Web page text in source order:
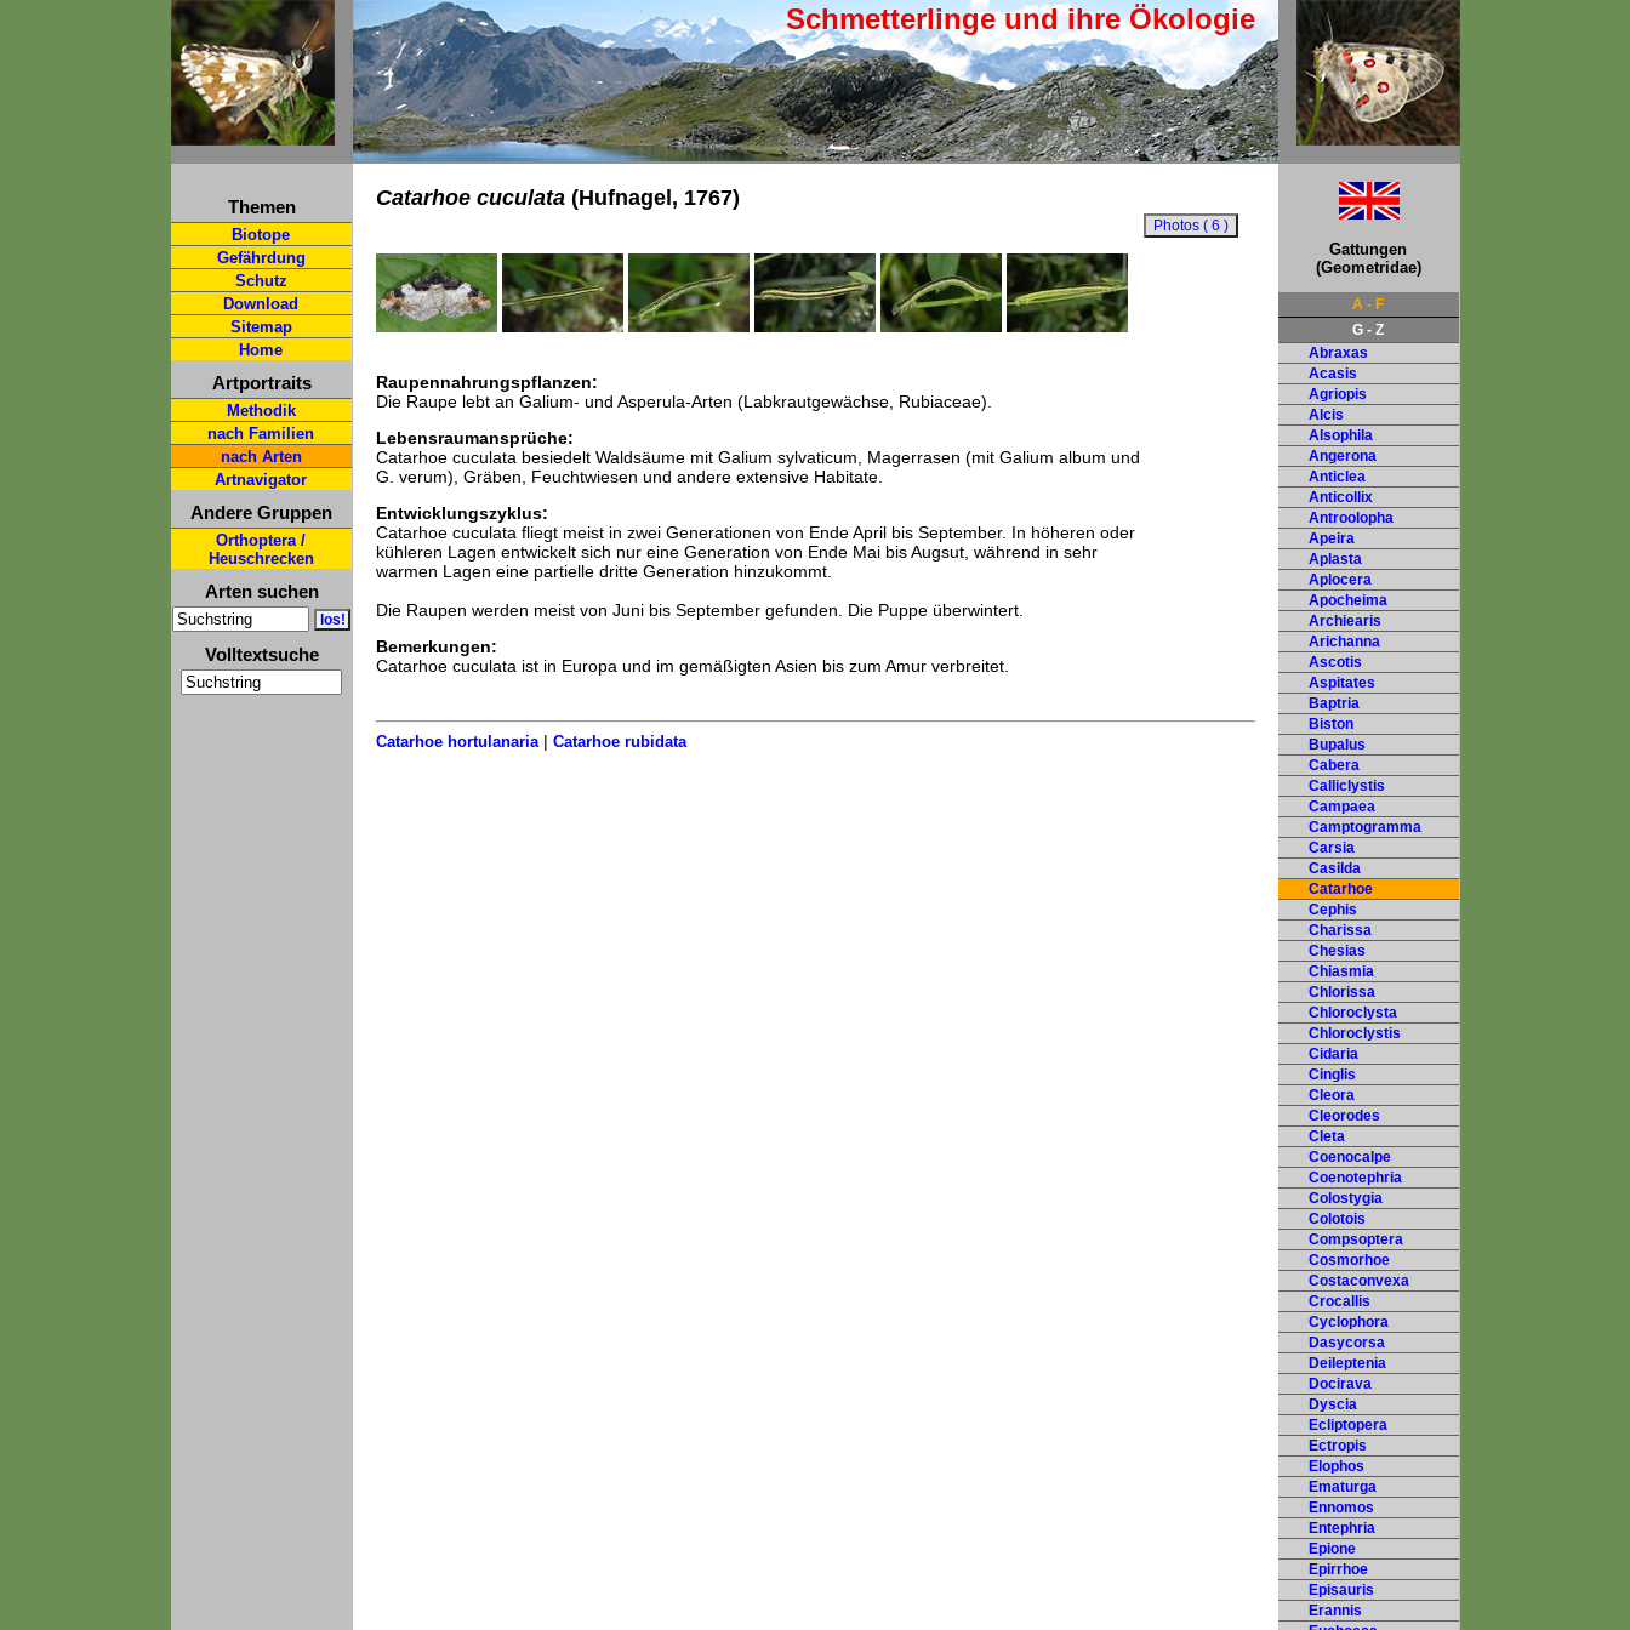
Schmetterlinge und ihre Ökologie
Themen
Biotope
Gefährdung
Schutz
Download
Sitemap
Home
Artportraits
Methodik
nach Familien
nach Arten
Artnavigator
Andere Gruppen
Orthoptera /
Heuschrecken
Arten suchen
Volltextsuche
Catarhoe cuculata(Hufnagel, 1767)
Raupennahrungspflanzen:
Die Raupe lebt an Galium- und Asperula-Arten (Labkrautgewächse, Rubiaceae).
Lebensraumansprüche:
Catarhoe cuculata besiedelt Waldsäume mit Galium sylvaticum, Magerrasen (mit Galium album und
G. verum), Gräben, Feuchtwiesen und andere extensive Habitate.
Entwicklungszyklus:
Catarhoe cuculata fliegt meist in zwei Generationen von Ende April bis September. In höheren oder
kühleren Lagen entwickelt sich nur eine Generation von Ende Mai bis Augsut, während in sehr
warmen Lagen eine partielle dritte Generation hinzukommt.
Die Raupen werden meist von Juni bis September gefunden. Die Puppe überwintert.
Bemerkungen:
Catarhoe cuculata ist in Europa und im gemäßigten Asien bis zum Amur verbreitet.
Catarhoe hortulanaria| Catarhoe rubidata
Gattungen
(Geometridae)
A - F
G - Z
Abraxas
Acasis
Agriopis
Alcis
Alsophila
Angerona
Anticlea
Anticollix
Antroolopha
Apeira
Aplasta
Aplocera
Apocheima
Archiearis
Arichanna
Ascotis
Aspitates
Baptria
Biston
Bupalus
Cabera
Calliclystis
Campaea
Camptogramma
Carsia
Casilda
Catarhoe
Cephis
Charissa
Chesias
Chiasmia
Chlorissa
Chloroclysta
Chloroclystis
Cidaria
Cinglis
Cleora
Cleorodes
Cleta
Coenocalpe
Coenotephria
Colostygia
Colotois
Compsoptera
Cosmorhoe
Costaconvexa
Crocallis
Cyclophora
Dasycorsa
Deileptenia
Docirava
Dyscia
Ecliptopera
Ectropis
Elophos
Ematurga
Ennomos
Entephria
Epione
Epirrhoe
Episauris
Erannis